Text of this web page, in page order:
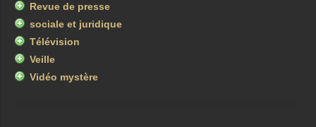
Revue de presse
sociale et juridique
Télévision
Veille
Vidéo mystère